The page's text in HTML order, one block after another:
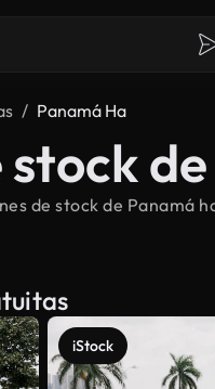
Panamá Ha
stock
de stock de Panamá
iStock